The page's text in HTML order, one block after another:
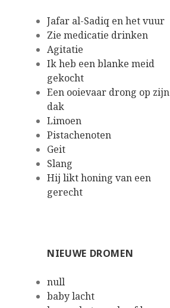
Jafar al-Sadiq en het vuur
Zie medicatie drinken
Agitatie
Ik heb een blanke meid
gekocht
Een ooievaar drong op zijn
dak
Limoen
Pistachenoten
Geit
Slang
Hij likt honing van een
gerecht
NIEUWE DROMEN
null
baby lacht